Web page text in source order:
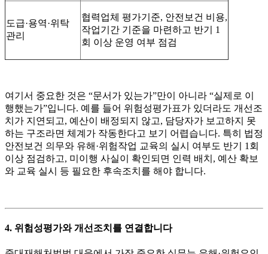
도급·용역·위탁
관리
협력업체 평가기준, 안전보건 비용,
작업기간 기준을 마련하고 반기 1
회 이상 운영 여부 점검
여기서 중요한 것은 “문서가 있는가”만이 아니라 “실제로 이
행했는가”입니다. 예를 들어 위험성평가표가 있더라도 개선조
치가 지연되고, 예산이 배정되지 않고, 담당자가 보고하지 못
하는 구조라면 체계가 작동한다고 보기 어렵습니다. 특히 법정
안전보건 의무와 유해·위험작업 교육의 실시 여부도 반기 1회
이상 점검하고, 미이행 사실이 확인되면 인력 배치, 예산 확보
와 교육 실시 등 필요한 후속조치를 해야 합니다.
4. 위험성평가와 개선조치를 연결합니다